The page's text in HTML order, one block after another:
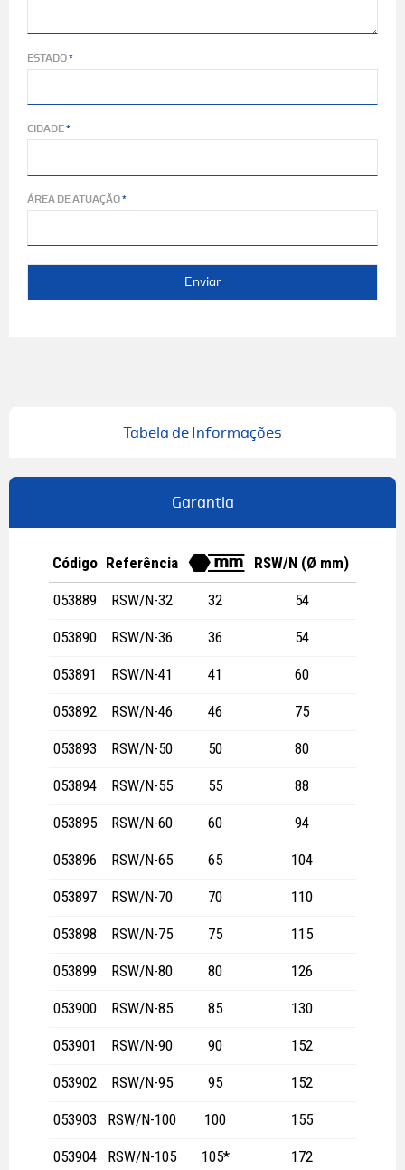
ESTADO
CIDADE
ÁREA DE ATUAÇÃO
Enviar
Tabela de Informações
Garantia
Código Referência $ RSW/N (Ø mm)
053889 RSW/N-32 32 54
053890 RSW/N-36 36 54
053891 RSW/N-41 41 60
053892 RSW/N-46 46 75
053893 RSW/N-50 50 80
053894 RSW/N-55 55 88
053895 RSW/N-60 60 94
053896 RSW/N-65 65 104
053897 RSW/N-70 70 110
053898 RSW/N-75 75 115
053899 RSW/N-80 80 126
053900 RSW/N-85 85 130
053901 RSW/N-90 90 152
053902 RSW/N-95 95 152
053903 RSW/N-100 100 155
053904 RSW/N-105 105* 172